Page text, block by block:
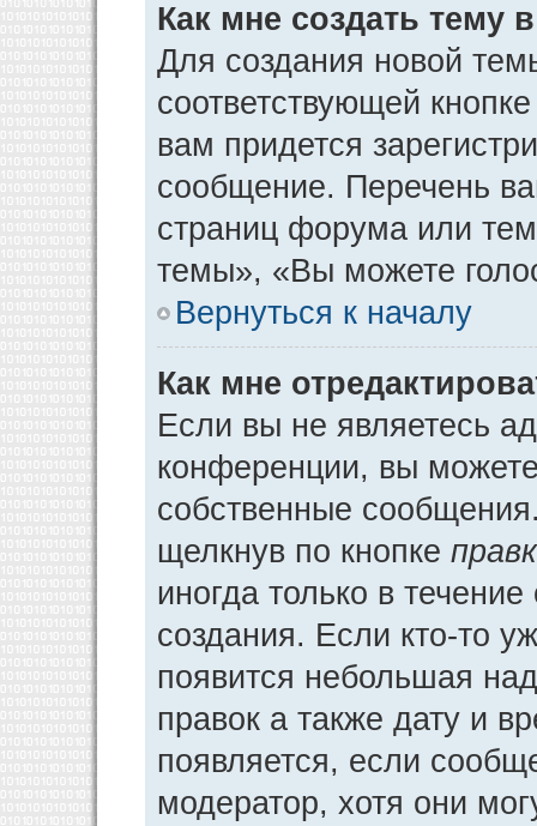
Как мне создать тему
Для создания новой
соответствующей
вам придется
сообщение. Перечень
страниц форума или
темы», «Вы можете
Вернуться к началу
Как мне
Если вы не являетесь
конференции, вы можете
собственные
щелкнув по кнопке
иногда только в
создания. Если кто-то
появится небольшая
правок а также дату и
появляется, если
модератор, хотя они